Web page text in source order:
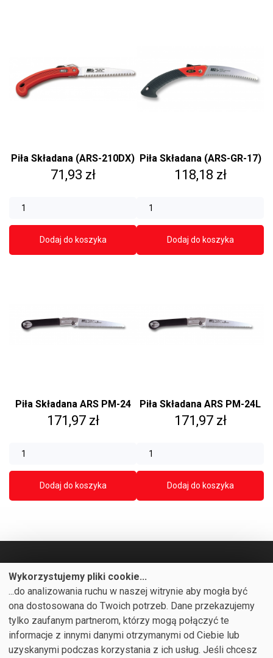
Piła Składana (ARS-210DX)
Cena
71,93 zł
Dodaj do koszyka
Piła Składana (ARS-GR-17)
Cena
118,18 zł
Dodaj do koszyka
Piła Składana ARS PM-24
Cena
171,97 zł
Dodaj do koszyka
Piła Składana ARS PM-24L
Cena
171,97 zł
Dodaj do koszyka
PRODUKTY 
NASZA FIRMA
TWOJE KONTO
Wykorzystujemy pliki cookie...
...do analizowania ruchu w naszej witrynie aby mogła być
ona dostosowana do Twoich potrzeb. Dane przekazujemy
tylko zaufanym partnerom, którzy mogą połączyć te
informacje z innymi danymi otrzymanymi od Ciebie lub
uzyskanymi podczas korzystania z ich usług. Jeśli chcesz